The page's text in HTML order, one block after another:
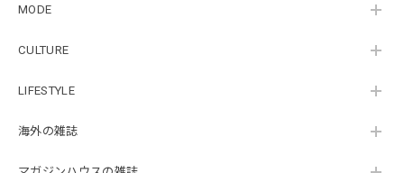
MODE
CULTURE
LIFESTYLE
海外の雑誌